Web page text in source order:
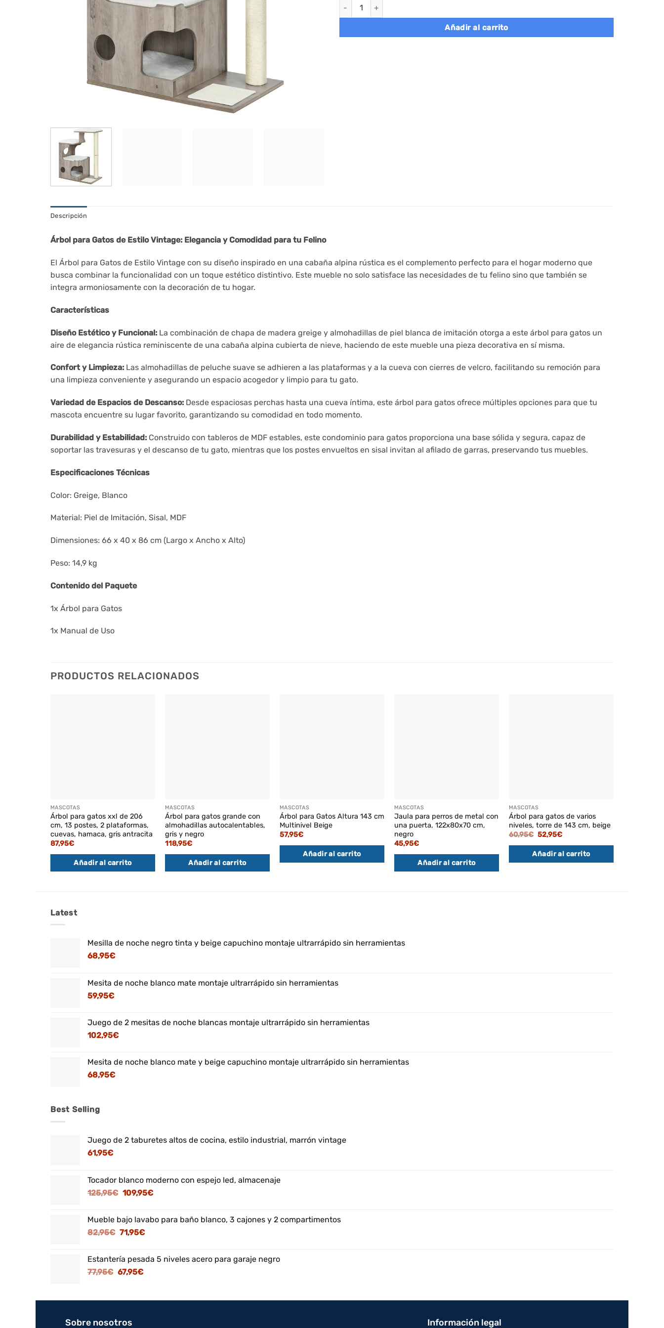
Rascador para gatos vintage con cueva y 3 camas, greige cantidad
Añadir al carrito
Descripción
Árbol para Gatos de Estilo Vintage: Elegancia y Comodidad para tu Felino
El Árbol para Gatos de Estilo Vintage con su diseño inspirado en una cabaña alpina rústica es el complemento perfecto para el hogar moderno que
busca combinar la funcionalidad con un toque estético distintivo. Este mueble no solo satisface las necesidades de tu felino sino que también se
integra armoniosamente con la decoración de tu hogar.
Características
Diseño Estético y Funcional: La combinación de chapa de madera greige y almohadillas de piel blanca de imitación otorga a este árbol para gatos un
aire de elegancia rústica reminiscente de una cabaña alpina cubierta de nieve, haciendo de este mueble una pieza decorativa en sí misma.
Confort y Limpieza: Las almohadillas de peluche suave se adhieren a las plataformas y a la cueva con cierres de velcro, facilitando su remoción para
una limpieza conveniente y asegurando un espacio acogedor y limpio para tu gato.
Variedad de Espacios de Descanso: Desde espaciosas perchas hasta una cueva íntima, este árbol para gatos ofrece múltiples opciones para que tu
mascota encuentre su lugar favorito, garantizando su comodidad en todo momento.
Durabilidad y Estabilidad: Construido con tableros de MDF estables, este condominio para gatos proporciona una base sólida y segura, capaz de
soportar las travesuras y el descanso de tu gato, mientras que los postes envueltos en sisal invitan al afilado de garras, preservando tus muebles.
Especificaciones Técnicas
Color: Greige, Blanco
Material: Piel de Imitación, Sisal, MDF
Dimensiones: 66 x 40 x 86 cm (Largo x Ancho x Alto)
Peso: 14,9 kg
Contenido del Paquete
1x Árbol para Gatos
1x Manual de Uso
PRODUCTOS RELACIONADOS
MASCOTAS
Árbol para gatos xxl de 206
cm, 13 postes, 2 plataformas,
cuevas, hamaca, gris antracita
87,95€
Añadir al carrito
MASCOTAS
Árbol para gatos grande con
almohadillas autocalentables,
gris y negro
118,95€
Añadir al carrito
MASCOTAS
Árbol para Gatos Altura 143 cm
Multinivel Beige
57,95€
Añadir al carrito
MASCOTAS
Jaula para perros de metal con
una puerta, 122x80x70 cm,
negro
45,95€
Añadir al carrito
MASCOTAS
Árbol para gatos de varios
niveles, torre de 143 cm, beige
60,95€ El
original
era:
60,95€.
52,95€El
actual
es:
52,95€.
Añadir al carrito
Latest
Mesilla de noche negro tinta y beige capuchino montaje ultrarrápido sin herramientas
68,95€
Mesita de noche blanco mate montaje ultrarrápido sin herramientas
59,95€
Juego de 2 mesitas de noche blancas montaje ultrarrápido sin herramientas
102,95€
Mesita de noche blanco mate y beige capuchino montaje ultrarrápido sin herramientas
68,95€
Best Selling
Juego de 2 taburetes altos de cocina, estilo industrial, marrón vintage
61,95€
Tocador blanco moderno con espejo led, almacenaje
125,95€ El
era:
125,95€.
109,95€El
es:
Mueble bajo lavabo para baño blanco, 3 cajones y 2 compartimentos
82,95€ El
era:
82,95€.
71,95€El
es:
Estantería pesada 5 niveles acero para garaje negro
77,95€ El
era:
67,95€El
es:
Sobre nosotros Información legal